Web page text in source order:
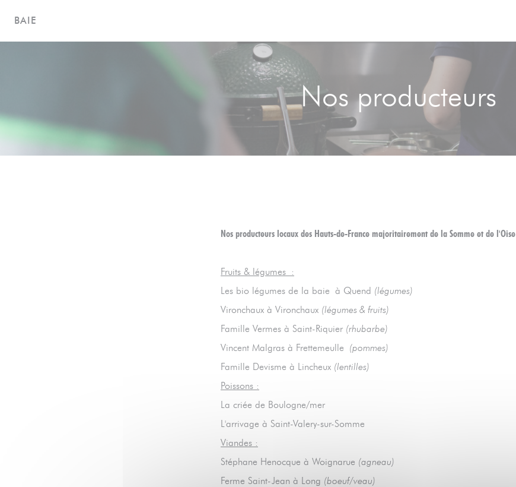
BAIE
Nos producteurs
Nos producteurs locaux des Hauts-de-France majoritairement de la Somme et de l'Oise
Fruits & légumes :
Les bio légumes de la baie à Quend (légumes)
Vironchaux à Vironchaux (légumes & fruits)
Famille Vermes à Saint-Riquier (rhubarbe)
Vincent Malgras à Frettemeulle (pommes)
Famille Devisme à Lincheux (lentilles)
Poissons :
La criée de Boulogne/mer
L'arrivage à Saint-Valery-sur-Somme
Viandes :
Stéphane Henocque à Woignarue (agneau)
Ferme Saint-Jean à Long (boeuf/veau)